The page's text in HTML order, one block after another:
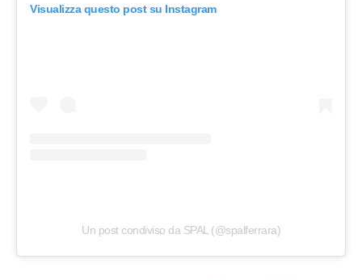
Visualizza questo post su Instagram
Un post condiviso da SPAL (@spalferrara)